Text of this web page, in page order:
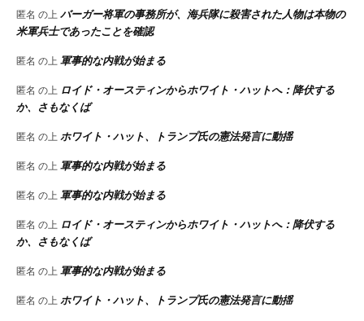
匿名 の上 バーガー将軍の事務所が、海兵隊に殺害された人物は本物の
米軍兵士であったことを確認
匿名 の上 軍事的な内戦が始まる
匿名 の上 ロイド・オースティンからホワイト・ハットへ：降伏する
か、さもなくば
匿名 の上 ホワイト・ハット、トランプ氏の憲法発言に動揺
匿名 の上 軍事的な内戦が始まる
匿名 の上 軍事的な内戦が始まる
匿名 の上 ロイド・オースティンからホワイト・ハットへ：降伏する
か、さもなくば
匿名 の上 軍事的な内戦が始まる
匿名 の上 ホワイト・ハット、トランプ氏の憲法発言に動揺